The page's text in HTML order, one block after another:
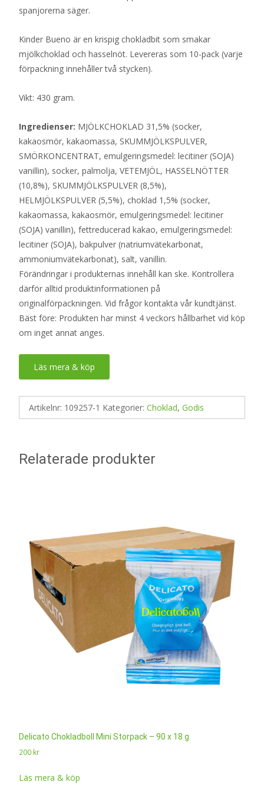
spanjorerna säger.
Kinder Bueno är en krispig chokladbit som smakar
mjölkchoklad och hasselnöt. Levereras som 10-pack (varje
förpackning innehåller två stycken).
Vikt: 430 gram.
Ingredienser: MJÖLKCHOKLAD 31,5% (socker,
kakaosmör, kakaomassa, SKUMMJÖLKSPULVER,
SMÖRKONCENTRAT, emulgeringsmedel: lecitiner (SOJA)
vanillin), socker, palmolja, VETEMJÖL, HASSELNÖTTER
(10,8%), SKUMMJÖLKSPULVER (8,5%),
HELMJÖLKSPULVER (5,5%), choklad 1,5% (socker,
kakaomassa, kakaosmör, emulgeringsmedel: lecitiner
(SOJA) vanillin), fettreducerad kakao, emulgeringsmedel:
lecitiner (SOJA), bakpulver (natriumvätekarbonat,
ammoniumvätekarbonat), salt, vanillin.
Förändringar i produkternas innehåll kan ske. Kontrollera
därför alltid produktinformationen på
originalförpackningen. Vid frågor kontakta vår kundtjänst.
Bäst före: Produkten har minst 4 veckors hållbarhet vid köp
om inget annat anges.
Läs mera & köp
Artikelnr: 109257-1 Kategorier: Choklad, Godis
Relaterade produkter
Delicato Chokladboll Mini Storpack – 90 x 18 g
200 kr
Läs mera & köp